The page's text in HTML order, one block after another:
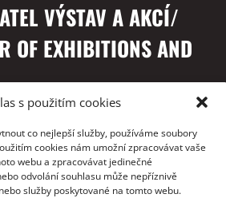
s použitím cookies
co nejlepší služby, používáme soubory
cookies nám umožní zpracovávat vaše
webu a zpracovávat jedinečné
odvolání souhlasu může nepříznivě
služby poskytované na tomto webu.
VÝSTAV A AKCÍ/
OF EXHIBITIONS AND